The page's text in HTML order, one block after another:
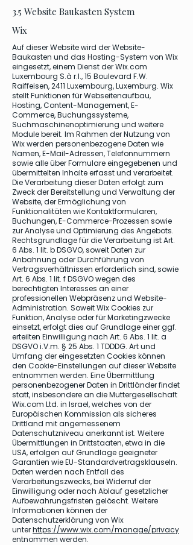
3.5 Website Baukasten System
Wix
Auf dieser Website wird der Website-
Baukasten und das Hosting-System von Wix
eingesetzt, einem Dienst der Wix.com
Luxembourg S.à r.l., 15 Boulevard F.W.
Raiffeisen, 2411 Luxembourg, Luxemburg. Wix
stellt Funktionen für Webseitenaufbau,
Hosting, Content-Management, E-
Commerce, Buchungssysteme,
Suchmaschinenoptimierung und weitere
Module bereit. Im Rahmen der Nutzung von
Wix werden personenbezogene Daten wie
Namen, E-Mail-Adressen, Telefonnummern
sowie alle über Formulare eingegebenen und
übermittelten Inhalte erfasst und verarbeitet.
Die Verarbeitung dieser Daten erfolgt zum
Zweck der Bereitstellung und Verwaltung der
Website, der Ermöglichung von
Funktionalitäten wie Kontaktformularen,
Buchungen, E-Commerce-Prozessen sowie
zur Analyse und Optimierung des Angebots.
Rechtsgrundlage für die Verarbeitung ist Art.
6 Abs. 1 lit. b DSGVO, soweit Daten zur
Anbahnung oder Durchführung von
Vertragsverhältnissen erforderlich sind, sowie
Art. 6 Abs. 1 lit. f DSGVO wegen des
berechtigten Interesses an einer
professionellen Webpräsenz und Website-
Administration. Soweit Wix Cookies zur
Funktion, Analyse oder für Marketingzwecke
einsetzt, erfolgt dies auf Grundlage einer ggf.
erteilten Einwilligung nach Art. 6 Abs. 1 lit. a
DSGVO i.V.m. § 25 Abs. 1 TDDDG. Art und
Umfang der eingesetzten Cookies können
den Cookie-Einstellungen auf dieser Website
entnommen werden. Eine Übermittlung
personenbezogener Daten in Drittländer findet
statt, insbesondere an die Muttergesellschaft
Wix.com Ltd. in Israel, welches von der
Europäischen Kommission als sicheres
Drittland mit angemessenem
Datenschutzniveau anerkannt ist. Weitere
Übermittlungen in Drittstaaten, etwa in die
USA, erfolgen auf Grundlage geeigneter
Garantien wie EU-Standardvertragsklauseln.
Daten werden nach Entfall des
Verarbeitungszwecks, bei Widerruf der
Einwilligung oder nach Ablauf gesetzlicher
Aufbewahrungsfristen gelöscht. Weitere
Informationen können der
Datenschutzerklärung von Wix
unterhttps://www.wix.com/manage/privacy
entnommen werden.